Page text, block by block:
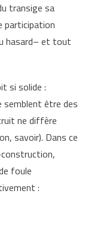
transige sa
participation
hasard– et tout
si solide :
semblent être des
ne diffère
savoir). Dans ce
foule
: